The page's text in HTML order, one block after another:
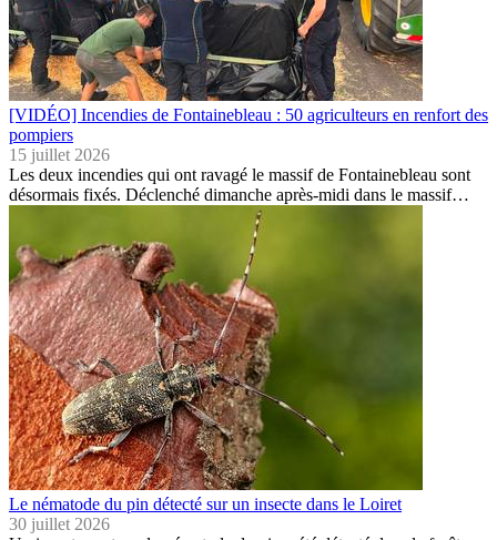
[VIDÉO] Incendies de Fontainebleau : 50 agriculteurs en renfort des
pompiers
15 juillet 2026
Les deux incendies qui ont ravagé le massif de Fontainebleau sont
désormais fixés. Déclenché dimanche après-midi dans le massif…
Le nématode du pin détecté sur un insecte dans le Loiret
30 juillet 2026